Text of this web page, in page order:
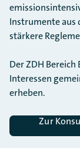
Instrumente aus
stärkere
Der ZDH
Interessen
erheben.
Zur